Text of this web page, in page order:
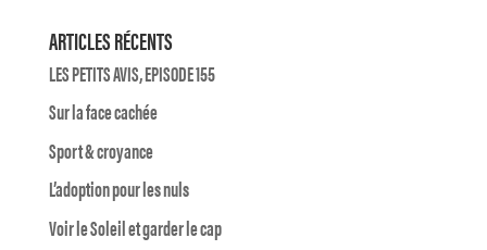
ARTICLES RÉCENTS
LES PETITS AVIS, EPISODE 155
Sur la face cachée
Sport & croyance
L’adoption pour les nuls
Voir le Soleil et garder le cap